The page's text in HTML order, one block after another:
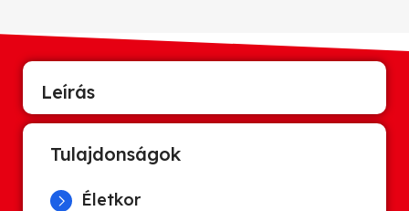
Leírás
Tulajdonságok
Életkor